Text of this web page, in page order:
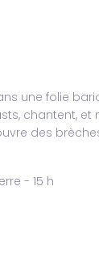
une folie
chantent,
des
- 15 h